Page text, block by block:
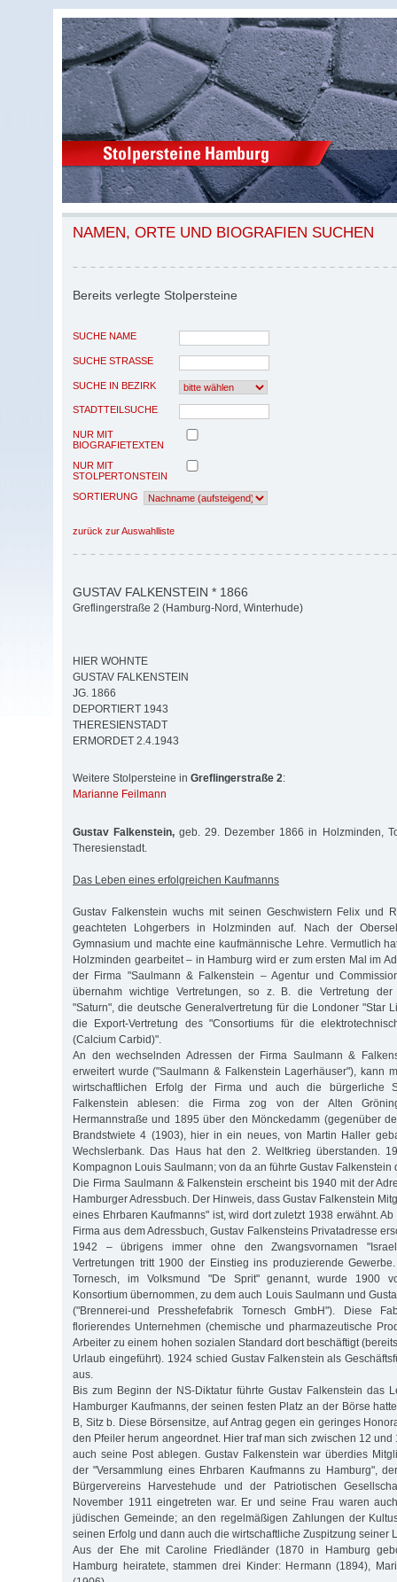
NAMEN, ORTE UND BIOGRAFIEN SUCHEN
Bereits verlegte Stolpersteine
SUCHE NAME
SUCHE STRASSE
SUCHE IN BEZIRK
STADTTEILSUCHE
NUR MIT
BIOGRAFIETEXTEN
NUR MIT
STOLPERTONSTEIN
SORTIERUNG
zurück zur Auswahlliste
GUSTAV FALKENSTEIN * 1866
Greflingerstraße 2 (Hamburg-Nord, Winterhude)
HIER WOHNTE
GUSTAV FALKENSTEIN
JG. 1866
DEPORTIERT 1943
THERESIENSTADT
ERMORDET 2.4.1943
Weitere Stolpersteine in Greflingerstraße 2:
Marianne Feilmann
Gustav Falkenstein, geb. 29. Dezember 1866 in Holzminden,
Theresienstadt.
Das Leben eines erfolgreichen Kaufmanns
Gustav Falkenstein wuchs mit seinen Geschwistern Felix und
geachteten Lohgerbers in Holzminden auf. Nach der
Gymnasium und machte eine kaufmännische Lehre. Vermutlich
Holzminden gearbeitet – in Hamburg wird er zum ersten Mal im
der Firma "Saulmann & Falkenstein – Agentur und
übernahm wichtige Vertretungen, so z. B. die Vertretung der
"Saturn", die deutsche Generalvertretung für die Londoner "Star
die Export-Vertretung des "Consortiums für die
(Calcium Carbid)".
An den wechselnden Adressen der Firma Saulmann &
erweitert wurde ("Saulmann & Falkenstein Lagerhäuser"), kann
wirtschaftlichen Erfolg der Firma und auch die bürgerliche
Falkenstein ablesen: die Firma zog von der Alten
Hermannstraße und 1895 über den Mönckedamm (gegenüber
Brandstwiete 4 (1903), hier in ein neues, von Martin Haller
Wechslerbank. Das Haus hat den 2. Weltkrieg überstanden.
Kompagnon Louis Saulmann; von da an führte Gustav Falkenstein
Die Firma Saulmann & Falkenstein erscheint bis 1940 mit der
Hamburger Adressbuch. Der Hinweis, dass Gustav Falkenstein
eines Ehrbaren Kaufmanns" ist, wird dort zuletzt 1938 erwähnt.
Firma aus dem Adressbuch, Gustav Falkensteins Privatadresse
1942 – übrigens immer ohne den Zwangsvornamen
Vertretungen tritt 1900 der Einstieg ins produzierende
Tornesch, im Volksmund "De Sprit" genannt, wurde 1900
Konsortium übernommen, zu dem auch Louis Saulmann und
("Brennerei-und Presshefefabrik Tornesch GmbH"). Diese
florierendes Unternehmen (chemische und pharmazeutische
Arbeiter zu einem hohen sozialen Standard dort beschäftigt
Urlaub eingeführt). 1924 schied Gustav Falkenstein als
aus.
Bis zum Beginn der NS-Diktatur führte Gustav Falkenstein das
Hamburger Kaufmanns, der seinen festen Platz an der Börse
B, Sitz b. Diese Börsensitze, auf Antrag gegen ein geringes
den Pfeiler herum angeordnet. Hier traf man sich zwischen 12 und
auch seine Post ablegen. Gustav Falkenstein war überdies
der "Versammlung eines Ehrbaren Kaufmanns zu Hamburg",
Bürgervereins Harvestehude und der Patriotischen
November 1911 eingetreten war. Er und seine Frau waren
jüdischen Gemeinde; an den regelmäßigen Zahlungen der
seinen Erfolg und dann auch die wirtschaftliche Zuspitzung seiner
Aus der Ehe mit Caroline Friedländer (1870 in Hamburg
Hamburg heiratete, stammen drei Kinder: Hermann (1894),